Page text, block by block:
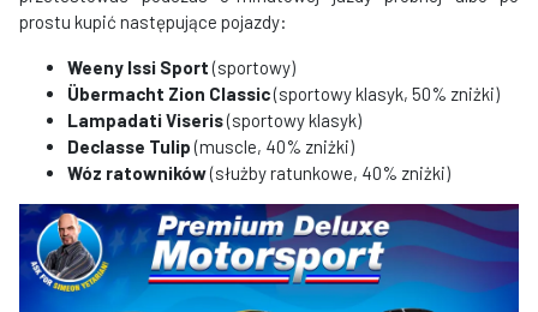
prostu kupić następujące pojazdy:
Weeny Issi Sport(sportowy)
Übermacht Zion Classic(sportowy klasyk, 50% zniżki)
Lampadati Viseris(sportowy klasyk)
Declasse Tulip(muscle, 40% zniżki)
Wóz ratowników(służby ratunkowe, 40% zniżki)